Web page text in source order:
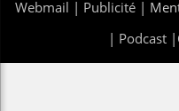
Webmail | Publicité |
| Podcast|